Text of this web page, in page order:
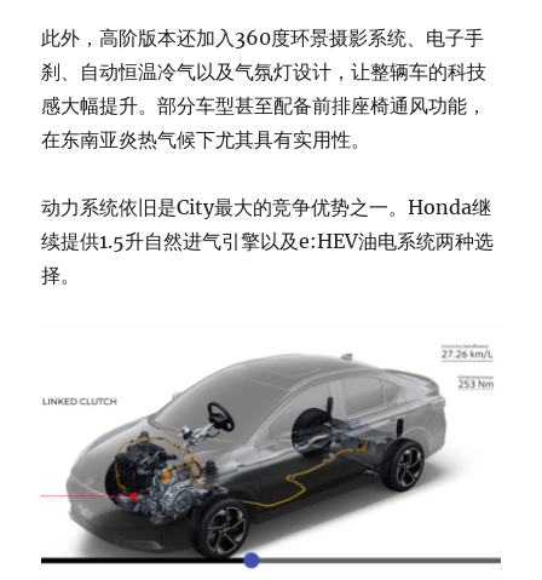
此外，高阶版本还加入360度环景摄影系统、电子手
刹、自动恒温冷气以及气氛灯设计，让整辆车的科技
感大幅提升。部分车型甚至配备前排座椅通风功能，
在东南亚炎热气候下尤其具有实用性。
动力系统依旧是City最大的竞争优势之一。Honda继
续提供1.5升自然进气引擎以及e:HEV油电系统两种选
择。